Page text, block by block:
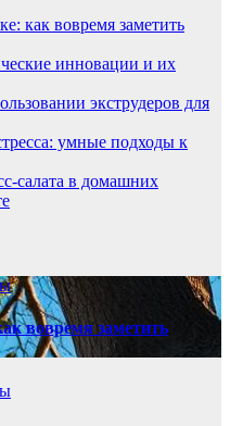
как вовремя заметить
инновации и их
экструдеров для
умные подходы к
салата в домашних
вовремя заметить